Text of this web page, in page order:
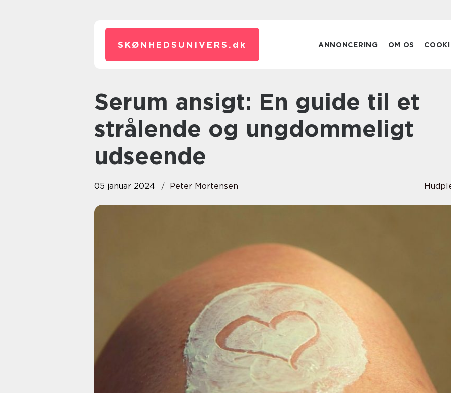
SKØNHEDSUNIVERS. dk ANNONCERING OM OS
Serum ansigt: En guide til et
strålende og ungdommeligt
udseende
05 januar 2024 Peter Mortensen